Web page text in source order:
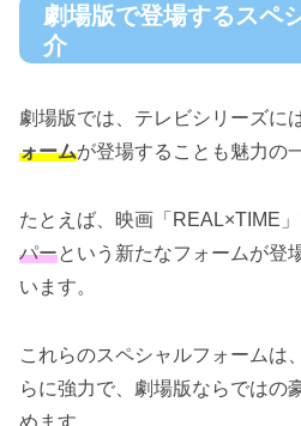
劇場版で登場するスペ
介
劇場版では、テレビシリーズに
ォームが登場することも魅力の
たとえば、映画「REAL×TIME
パーという新たなフォームが登
います。
これらのスペシャルフォームは
らに強力で、劇場版ならではの
めます。